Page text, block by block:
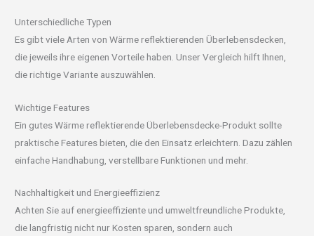
Unterschiedliche Typen
Es gibt viele Arten von Wärme reflektierenden Überlebensdecken,
die jeweils ihre eigenen Vorteile haben. Unser Vergleich hilft Ihnen,
die richtige Variante auszuwählen.
Wichtige Features
Ein gutes Wärme reflektierende Überlebensdecke-Produkt sollte
praktische Features bieten, die den Einsatz erleichtern. Dazu zählen
einfache Handhabung, verstellbare Funktionen und mehr.
Nachhaltigkeit und Energieeffizienz
Achten Sie auf energieeffiziente und umweltfreundliche Produkte,
die langfristig nicht nur Kosten sparen, sondern auch